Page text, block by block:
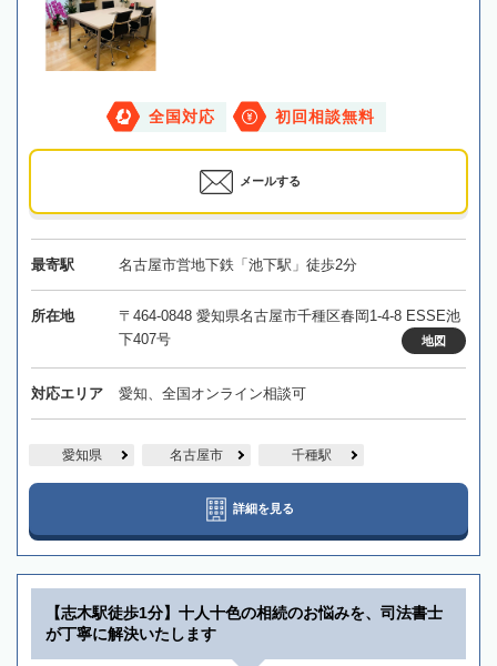
全国対応 初回相談無料
メールする
最寄駅 名古屋市営地下鉄「池下駅」徒歩2分
所在地
〒464-0848 愛知県名古屋市千種区春岡1-4-8 ESSE池
下407号
地図
対応エリア 愛知、全国オンライン相談可
愛知県 名古屋市 千種駅
詳細を見る
【志木駅徒歩1分】十人十色の相続のお悩みを、司法書士
が丁寧に解決いたします